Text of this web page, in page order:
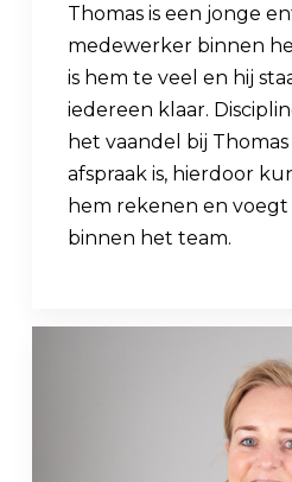
Thomas is een jonge
medewerker binnen
is hem te veel en hij
iedereen klaar.
het vaandel bij
afspraak is, hierdoor
hem rekenen en
binnen het team.